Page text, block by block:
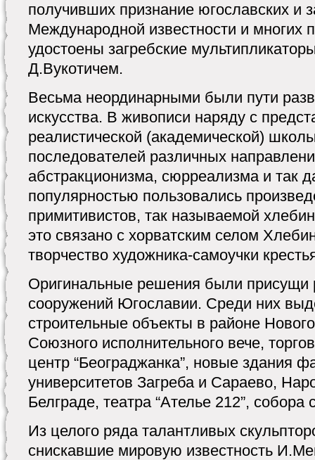
получивших признание югославских и
Международной известности и многих
удостоены загребские
Д.Вукотичем.
Весьма неординарными были пути
искусства. В живописи наряду с
реалистической (академической)
последователей различных
абстракционизма, сюрреализма и так
популярностью пользовались
примитивистов, так называемой
это связано с хорватским селом
творчество художника-самоучки
Оригинальные решения были присущи
сооружений Югославии. Среди них
строительные объекты в районе
Союзного исполнительного вече,
центр “Београджанка”, новые здания
университетов Загреба и Сараево,
Белграде, театра “Ателье 212”,
Из целого ряда талантливых
снискавшие мировую известность